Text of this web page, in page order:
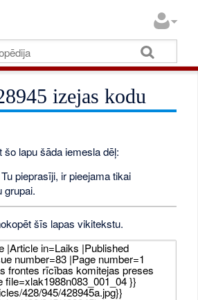
izejas kodu
šo lapu šāda iemesla dēļ:
pieprasīji, ir pieejama tikai
grupai.
šīs lapas vikitekstu.